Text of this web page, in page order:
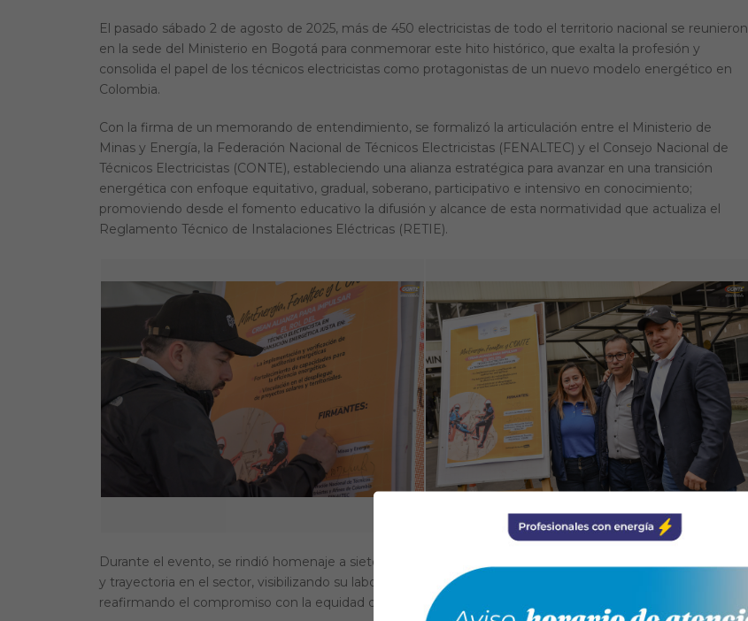
El pasado sábado 2 de agosto de 2025, más de 450 electricistas de todo el territorio nacional se reunieron
en la sede del Ministerio en Bogotá para conmemorar este hito histórico, que exalta la profesión y
consolida el papel de los técnicos electricistas como protagonistas de un nuevo modelo energético en
Colombia.
Con la firma de un memorando de entendimiento, se formalizó la articulación entre el Ministerio de
Minas y Energía, la Federación Nacional de Técnicos Electricistas (FENALTEC) y el Consejo Nacional de
Técnicos Electricistas (CONTE), estableciendo una alianza estratégica para avanzar en una transición
energética con enfoque equitativo, gradual, soberano, participativo e intensivo en conocimiento;
promoviendo desde el fomento educativo la difusión y alcance de esta normatividad que actualiza el
Reglamento Técnico de Instalaciones Eléctricas (RETIE).
Durante el evento, se rindió homenaje a siete mujeres técnicas electricistas por su liderazgo, compromiso
y trayectoria en el sector, visibilizando su labor como ejemplo inspirador para futuras generaciones y
reafirmando el compromiso con la equidad de género en el campo laboral.